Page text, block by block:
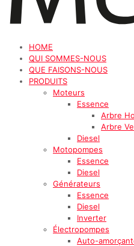
HOME
QUI SOMMES-NOUS
QUE FAISONS-NOUS
PRODUITS
Moteurs
Essence
Arbre
Arbre
Diesel
Motopompes
Essence
Diesel
Générateurs
Essence
Diesel
Inverter
Électropompes
Auto-